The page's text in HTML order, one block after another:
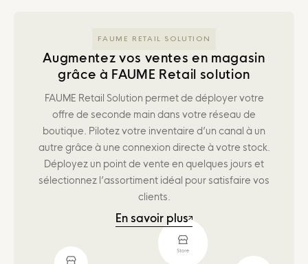
FAUME RETAIL SOLUTION
Augmentez vos ventes en magasin
grâce à FAUME Retail solution
FAUME Retail Solution permet de déployer votre
offre de seconde main dans votre réseau de
boutique. Pilotez votre inventaire d’un canal à un
autre grâce à une connexion directe à votre stock.
Déployez un point de vente en quelques jours et
sélectionnez l’assortiment idéal pour satisfaire vos
clients.
En savoir plus